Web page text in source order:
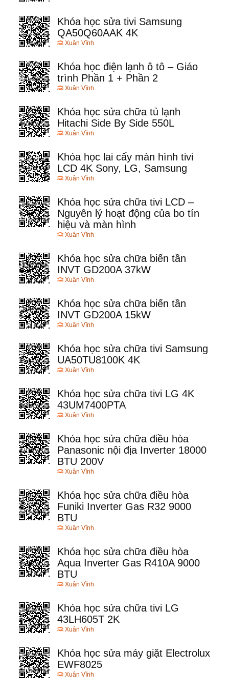
Khóa học sửa tivi Samsung
QA50Q60AAK 4K
Xuân Vĩnh
Khóa học điện lạnh ô tô – Giáo
trình Phần 1 + Phần 2
Xuân Vĩnh
Khóa học sửa chữa tủ lạnh
Hitachi Side By Side 550L
Xuân Vĩnh
Khóa học lai cấy màn hình tivi
LCD 4K Sony, LG, Samsung
Xuân Vĩnh
Khóa học sửa chữa tivi LCD –
Nguyên lý hoạt động của bo tín
hiệu và màn hình
Xuân Vĩnh
Khóa học sửa chữa biến tần
INVT GD200A 37kW
Xuân Vĩnh
Khóa học sửa chữa biến tần
INVT GD200A 15kW
Xuân Vĩnh
Khóa học sửa chữa tivi Samsung
UA50TU8100K 4K
Xuân Vĩnh
Khóa học sửa chữa tivi LG 4K
43UM7400PTA
Xuân Vĩnh
Khóa học sửa chữa điều hòa
Panasonic nội địa Inverter 18000
BTU 200V
Xuân Vĩnh
Khóa học sửa chữa điều hòa
Funiki Inverter Gas R32 9000
BTU
Xuân Vĩnh
Khóa học sửa chữa điều hòa
Aqua Inverter Gas R410A 9000
BTU
Xuân Vĩnh
Khóa học sửa chữa tivi LG
43LH605T 2K
Xuân Vĩnh
Khóa học sửa máy giặt Electrolux
EWF8025
Xuân Vĩnh